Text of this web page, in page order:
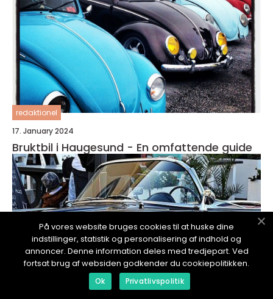
redaktionel
17. January 2024
Bruktbil i Haugesund - En omfattende guide
På vores website bruges cookies til at huske dine
indstillinger, statistik og personalisering af indhold og
annoncer. Denne information deles med tredjepart. Ved
fortsat brug af websiden godkender du cookiepolitikken.
Ok Privatlivspolitik